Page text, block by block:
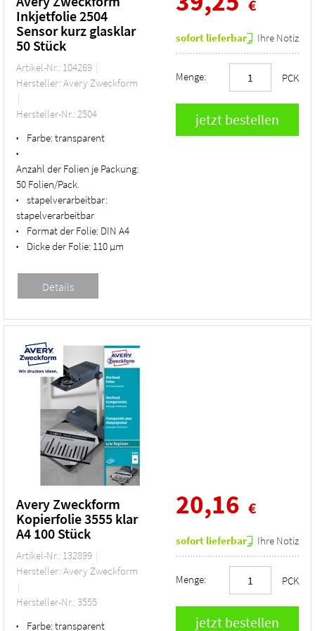
Inkjetfolie 2504
Sensor kurz glasklar
50 Stück
Artikel-Nr.: 104269
Hersteller: Avery Zweckform
Hersteller-Nr.: 2504
• Farbe:transparent
•
Anzahl der Folien je Packung:
50 Folien/Pack.
•
stapelverarbeitbar:
stapelverarbeitbar
• Format der Folie: DIN A4
• Dicke der Folie: 110 µm
€
sofort lieferbar Ihre Notiz
Menge: PCK
Avery Zweckform
Kopierfolie 3555 klar
A4 100 Stück
Artikel-Nr.: 132899
Hersteller: Avery Zweckform
Hersteller-Nr.: 3555
• Farbe:transparent
20,16 €
sofort lieferbar Ihre Notiz
Menge: PCK